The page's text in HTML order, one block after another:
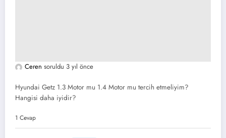
Ceren soruldu 3 yıl önce
Hyundai Getz 1.3 Motor mu 1.4 Motor mu tercih etmeliyim?
Hangisi daha iyidir?
1 Cevap